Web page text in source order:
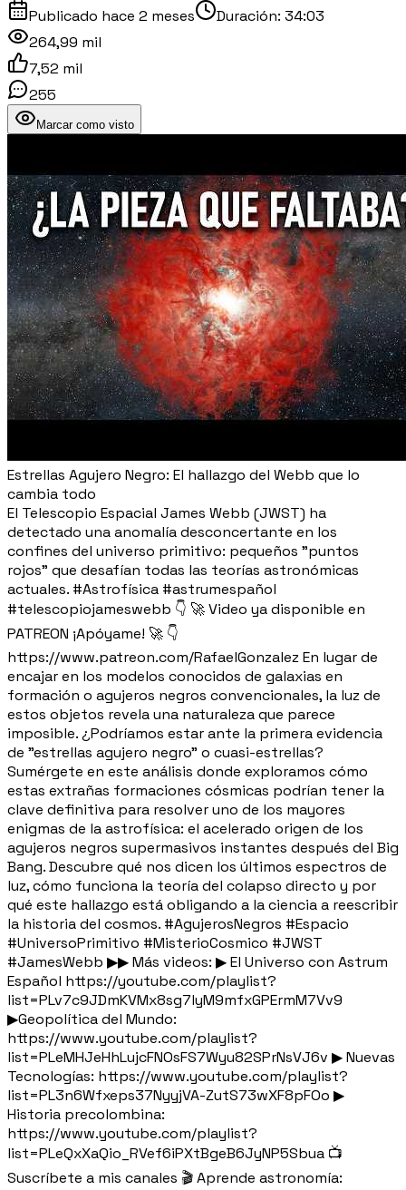
Publicado hace 2 meses Duración: 34:03
264,99 mil
7,52 mil
255
Marcar como visto
Estrellas Agujero Negro: El hallazgo del Webb que lo
cambia todo
El Telescopio Espacial James Webb (JWST) ha
detectado una anomalía desconcertante en los
confines del universo primitivo: pequeños "puntos
rojos" que desafían todas las teorías astronómicas
actuales. #Astrofísica #astrumespañol
#telescopiojameswebb 👇 🚀 Video ya disponible en
PATREON ¡Apóyame! 🚀 👇
https://www.patreon.com/RafaelGonzalez En lugar de
encajar en los modelos conocidos de galaxias en
formación o agujeros negros convencionales, la luz de
estos objetos revela una naturaleza que parece
imposible. ¿Podríamos estar ante la primera evidencia
de "estrellas agujero negro" o cuasi-estrellas?
Sumérgete en este análisis donde exploramos cómo
estas extrañas formaciones cósmicas podrían tener la
clave definitiva para resolver uno de los mayores
enigmas de la astrofísica: el acelerado origen de los
agujeros negros supermasivos instantes después del Big
Bang. Descubre qué nos dicen los últimos espectros de
luz, cómo funciona la teoría del colapso directo y por
qué este hallazgo está obligando a la ciencia a reescribir
la historia del cosmos. #AgujerosNegros #Espacio
#UniversoPrimitivo #MisterioCosmico #JWST
#JamesWebb ▶▶ Más videos: ▶ El Universo con Astrum
Español https://youtube.com/playlist?
list=PLv7c9JDmKVMx8sg7lyM9mfxGPErmM7Vv9
▶Geopolítica del Mundo:
https://www.youtube.com/playlist?
list=PLeMHJeHhLujcFNOsFS7Wyu82SPrNsVJ6v ▶ Nuevas
Tecnologías: https://www.youtube.com/playlist?
list=PL3n6Wfxeps37NyyjVA-ZutS73wXF8pFOo ▶
Historia precolombina:
https://www.youtube.com/playlist?
list=PLeQxXaQio_RVef6iPXtBgeB6JyNP5Sbua 📺
Suscríbete a mis canales 🎬 Aprende astronomía: